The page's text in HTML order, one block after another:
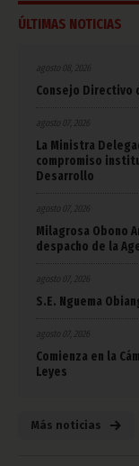
ÚLTIMAS NOTICIAS
Consejo Directivo
agosto 07, 2026
La Ministra
compromiso
Desarrollo
agosto 07, 2026
Milagrosa Obono
despacho de la
agosto 07, 2026
S.E. Nguema
agosto 07, 2026
Comienza en la
Leyes
Más noticias